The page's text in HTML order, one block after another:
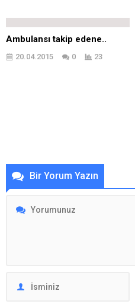
Ambulansı takip edene..
20.04.2015 0 23
Bir Yorum Yazın